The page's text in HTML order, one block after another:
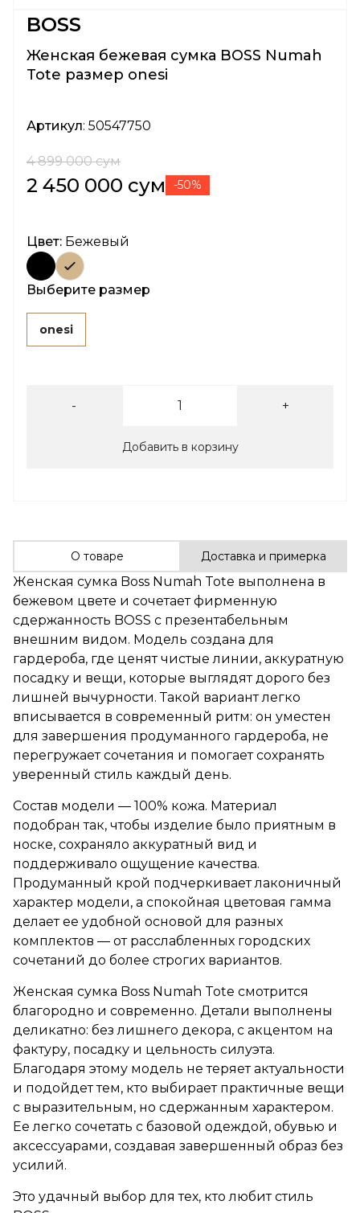
BOSS
Женская бежевая сумка BOSS Numah
Tote размер onesi
Артикул: 50547750
4 899 000 сум
2 450 000 сум -50%
Цвет: Бежевый
Выберите размер
onesi
- +
Добавить в корзину
О товаре Доставка и примерка
Женская сумка Boss Numah Tote выполнена в
бежевом цвете и сочетает фирменную
сдержанность BOSS с презентабельным
внешним видом. Модель создана для
гардероба, где ценят чистые линии, аккуратную
посадку и вещи, которые выглядят дорого без
лишней вычурности. Такой вариант легко
вписывается в современный ритм: он уместен
для завершения продуманного гардероба, не
перегружает сочетания и помогает сохранять
уверенный стиль каждый день.
Состав модели — 100% кожа. Материал
подобран так, чтобы изделие было приятным в
носке, сохраняло аккуратный вид и
поддерживало ощущение качества.
Продуманный крой подчеркивает лаконичный
характер модели, а спокойная цветовая гамма
делает ее удобной основой для разных
комплектов — от расслабленных городских
сочетаний до более строгих вариантов.
Женская сумка Boss Numah Tote смотрится
благородно и современно. Детали выполнены
деликатно: без лишнего декора, с акцентом на
фактуру, посадку и цельность силуэта.
Благодаря этому модель не теряет актуальности
и подойдет тем, кто выбирает практичные вещи
с выразительным, но сдержанным характером.
Ее легко сочетать с базовой одеждой, обувью и
аксессуарами, создавая завершенный образ без
усилий.
Это удачный выбор для тех, кто любит стиль